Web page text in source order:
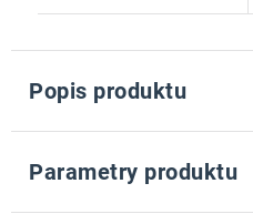
Popis produktu
Parametry produktu